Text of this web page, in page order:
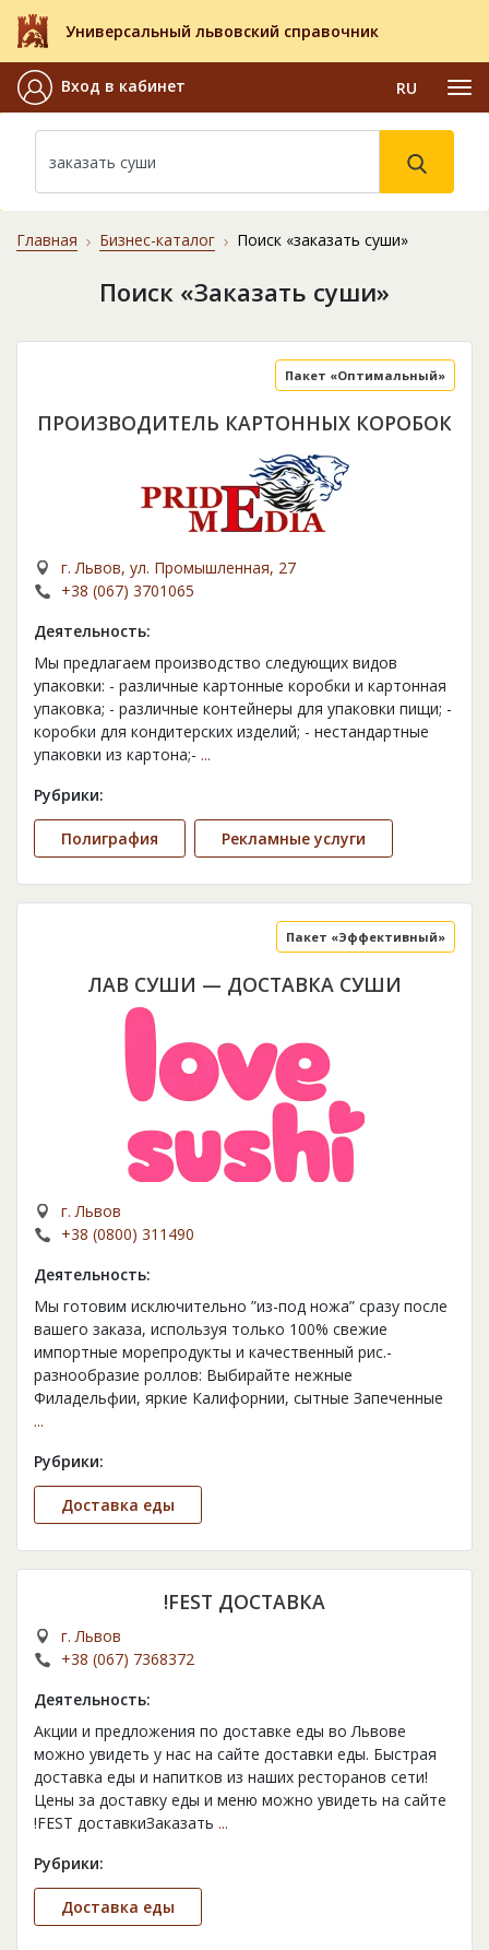
Универсальный львовский справочник
Вход в кабинет RU
Главная Бизнес-каталог Поиск «заказать суши»
Поиск «Заказать суши»
ПРОИЗВОДИТЕЛЬ КАРТОННЫХ КОРОБОК
Пакет «Оптимальный»
г. Львов, ул. Промышленная, 27
+38 (067) 3701065
Деятельность:
Мы предлагаем производство следующих видов
упаковки: - различные картонные коробки и картонная
упаковка; - различные контейнеры для упаковки пищи; -
коробки для кондитерских изделий; - нестандартные
упаковки из картона;- ...
Рубрики:
Полиграфия Рекламные услуги
ЛАВ СУШИ — ДОСТАВКА СУШИ
Пакет «Эффективный»
г. Львов
+38 (0800) 311490
Деятельность:
Мы готовим исключительно ”из-под ножа” сразу после
вашего заказа, используя только 100% свежие
импортные морепродукты и качественный рис.-
разнообразие роллов: Выбирайте нежные
Филадельфии, яркие Калифорнии, сытные Запеченные
...
Рубрики:
Доставка еды
!FEST ДОСТАВКА
г. Львов
+38 (067) 7368372
Деятельность:
Акции и предложения по доставке еды во Львове
можно увидеть у нас на сайте доставки еды. Быстрая
доставка еды и напитков из наших ресторанов сети!
Цены за доставку еды и меню можно увидеть на сайте
!FEST доставкиЗаказать ...
Рубрики:
Доставка еды